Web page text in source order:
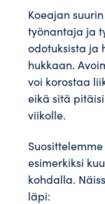
Koeajan
työnantaja ja
odotuksista ja
hukkaan.
voi korostaa
eikä sitä
viikolle.
esimerkiksi
kohdalla.
läpi: